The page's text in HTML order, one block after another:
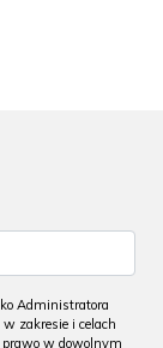
Administratora
zakresie i celach
prawo w dowolnym